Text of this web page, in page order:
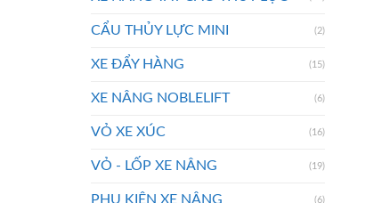
CẨU THỦY LỰC MINI (2)
XE ĐẨY HÀNG (15)
XE NÂNG NOBLELIFT (6)
VỎ XE XÚC (16)
VỎ - LỐP XE NÂNG (19)
PHỤ KIỆN XE NÂNG (6)